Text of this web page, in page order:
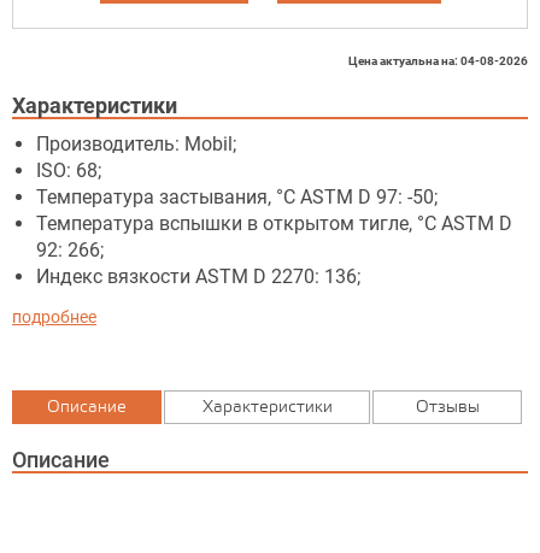
Цена актуальна на: 04-08-2026
Характеристики
Производитель: Mobil;
ISO: 68;
Температура застывания, °C ASTM D 97: -50;
Температура вспышки в открытом тигле, °C ASTM D
92: 266;
Индекс вязкости ASTM D 2270: 136;
подробнее
Описание Характеристики Отзывы
Описание